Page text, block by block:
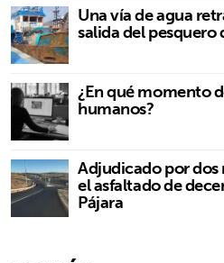
Una vía de agua
salida del pesquero
¿En qué momento
humanos?
Adjudicado por
el asfaltado de
Pájara